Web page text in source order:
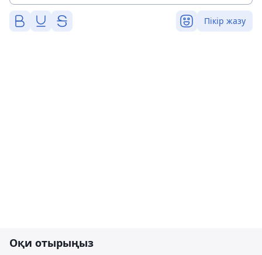
Пікір жазу
Оқи отырыңыз